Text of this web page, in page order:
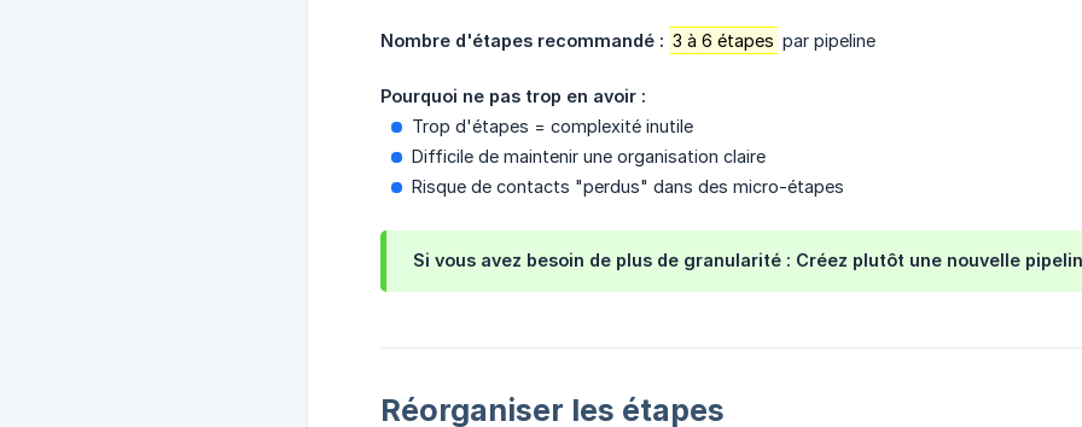
Nombre d'étapes recommandé : 3 à 6 étapes par pipeline
Pourquoi ne pas trop en avoir :
Trop d'étapes = complexité inutile
Difficile de maintenir une organisation claire
Risque de contacts "perdus" dans des micro-étapes
Si vous avez besoin de plus de granularité : Créez plutôt une nouvelle
Réorganiser les étapes